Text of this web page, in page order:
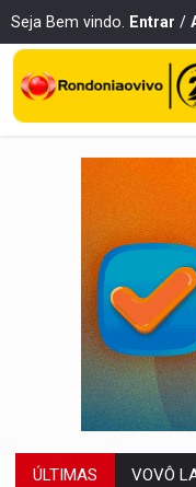
Seja Bem vindo. Entrar /
ÚLTIMAS